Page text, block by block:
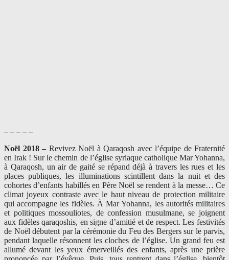
– – – – –
Noël 2018 – Revivez Noël à Qaraqosh avec l’équipe de Fraternité
en Irak ! Sur le chemin de l’église syriaque catholique Mar Yohanna,
à Qaraqosh, un air de gaité se répand déjà à travers les rues et les
places publiques, les illuminations scintillent dans la nuit et des
cohortes d’enfants habillés en Père Noël se rendent à la messe… Ce
climat joyeux contraste avec le haut niveau de protection militaire
qui accompagne les fidèles. À Mar Yohanna, les autorités militaires
et politiques mossouliotes, de confession musulmane, se joignent
aux fidèles qaraqoshis, en signe d’amitié et de respect. Les festivités
de Noël débutent par la cérémonie du Feu des Bergers sur le parvis,
pendant laquelle résonnent les cloches de l’église. Un grand feu est
allumé devant les yeux émerveillés des enfants, après une prière